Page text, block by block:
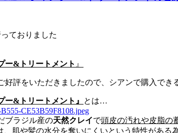
ておりました
&トリートメント 』
好評をいただきましたので、シアンで購入でき
&トリートメント』 とは…
ブラジル産の天然クレイで頭皮の汚れや皮脂の
肌や髪の水分を奪いにくいという特性がある